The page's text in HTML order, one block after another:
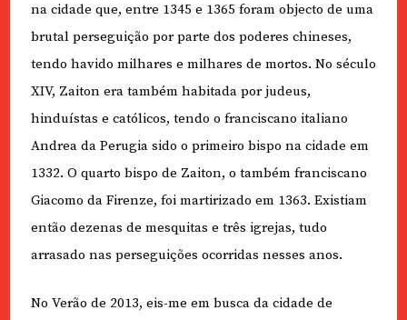
na cidade que, entre 1345 e 1365 foram objecto de uma
brutal perseguição por parte dos poderes chineses,
tendo havido milhares e milhares de mortos. No século
XIV, Zaiton era também habitada por judeus,
hinduístas e católicos, tendo o franciscano italiano
Andrea da Perugia sido o primeiro bispo na cidade em
1332. O quarto bispo de Zaiton, o também franciscano
Giacomo da Firenze, foi martirizado em 1363. Existiam
então dezenas de mesquitas e três igrejas, tudo
arrasado nas perseguições ocorridas nesses anos.
No Verão de 2013, eis-me em busca da cidade de